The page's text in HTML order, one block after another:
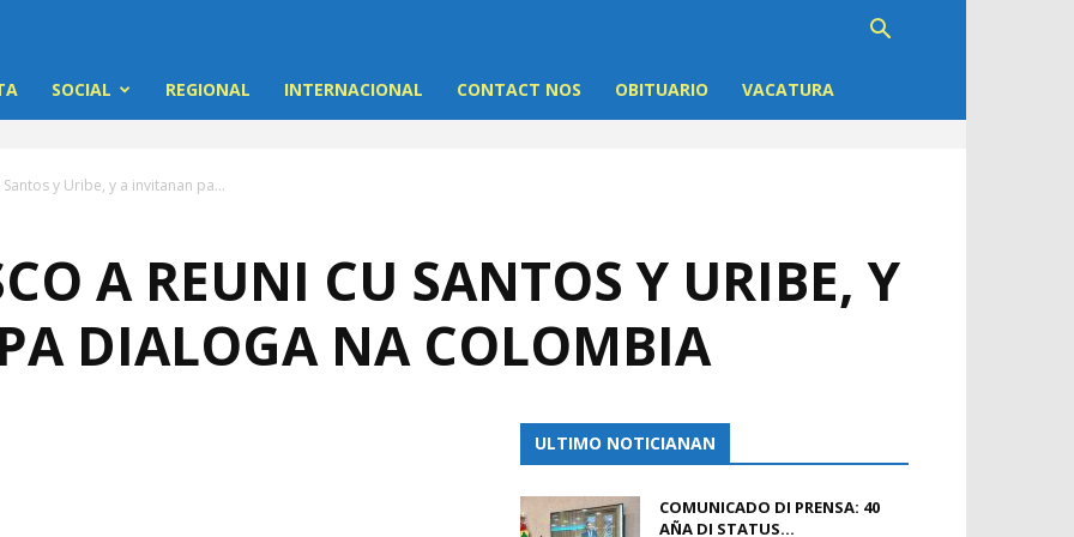
SOCIAL REGIONAL INTERNACIONAL CONTACT NOS OBITUARIO VACATURA
y Uribe, y a invitanan pa...
A REUNI CU SANTOS Y URIBE, Y
DIALOGA NA COLOMBIA
ULTIMO NOTICIANAN
COMUNICADO DI PRENSA: 40
AÑA DI STATUS...